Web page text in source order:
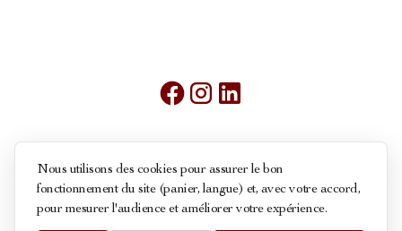
Conditions générales de ventes
Nous utilisons des cookies pour assurer le bon
fonctionnement du site (panier, langue) et, avec votre accord,
pour mesurer l'audience et améliorer votre expérience.